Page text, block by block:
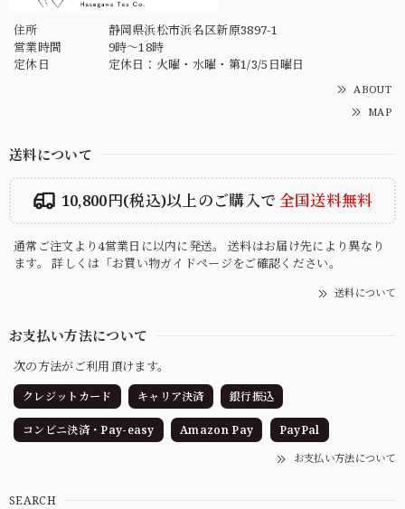
住所
静岡県浜松市浜名区新原3897-1
営業時間
9時～18時
定休日
定休日：火曜・水曜・第1/3/5日曜日
ABOUT
MAP
送料について
10,800円(税込)以上のご購入で 全国送料無料
通常ご注文より4営業日に以内に発送。 送料はお届け先により異なり
ます。 詳しくは「お買い物ガイドページをご確認ください。
送料について
お支払い方法について
次の方法がご利用頂けます。
クレジットカード キャリア決済 銀行振込
コンビニ決済・Pay-easy Amazon Pay PayPal
お支払い方法について
SEARCH